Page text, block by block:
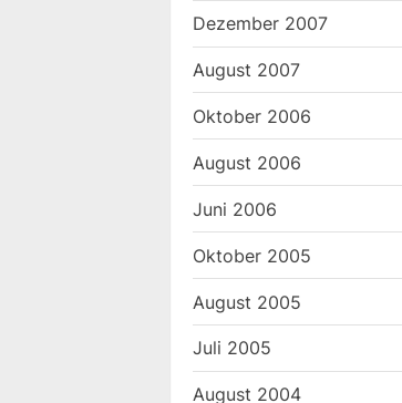
Dezember 2007
August 2007
Oktober 2006
August 2006
Juni 2006
Oktober 2005
August 2005
Juli 2005
August 2004